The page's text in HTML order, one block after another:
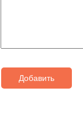
Добавить